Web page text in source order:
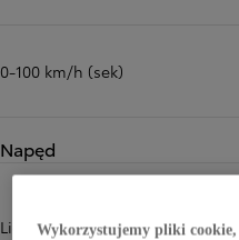
0-100 km/h (sek)
Napęd
Liczba i układ cylindrów
Wykorzystujemy pliki cookie,